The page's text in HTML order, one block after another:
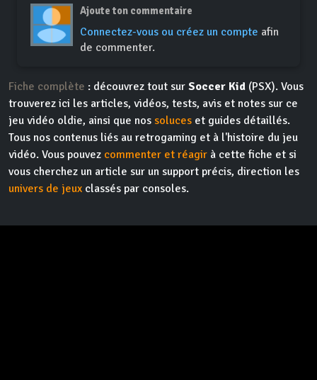
Ajoute ton commentaire
Connectez-vous ou créez un compte afin
de commenter.
Fiche complète : découvrez tout sur Soccer Kid (PSX). Vous
trouverez ici les articles, vidéos, tests, avis et notes sur ce
jeu vidéo oldie, ainsi que nos soluces et guides détaillés.
Tous nos contenus liés au retrogaming et à l'histoire du jeu
vidéo. Vous pouvez commenter et réagir à cette fiche et si
vous cherchez un article sur un support précis, direction les
univers de jeux classés par consoles.